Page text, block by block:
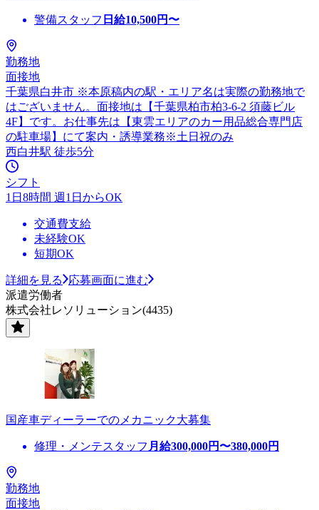
警備スタッフ 日給10,500円〜
勤務地
面接地
千葉県白井市 ※本原稿内の駅・エリア名は実際の勤務地で
はございません。面接地は【千葉県柏市柏3-6-2 須藤ビル
4F】です。お仕事先は【東雲エリアのカー用品総合専門店
の駐車場】にて案内・誘導業務※土日祝のみ
西白井駅 徒歩5分
シフト
1日8時間 週1日からOK
交通費支給
未経験OK
短期OK
詳細を見る
応募画面に進む
派遣労働者
株式会社レソリューション(4435)
国産車ディーラーでのメカニック大募集
修理・メンテスタッフ 月給300,000円〜380,000円
勤務地
面接地